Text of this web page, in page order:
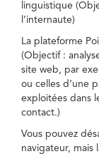
linguistique
l’internaute)
La plateforme
(Objectif :
site web, par
ou celles d’une
exploitées dans
contact.)
Vous pouvez
navigateur, mais